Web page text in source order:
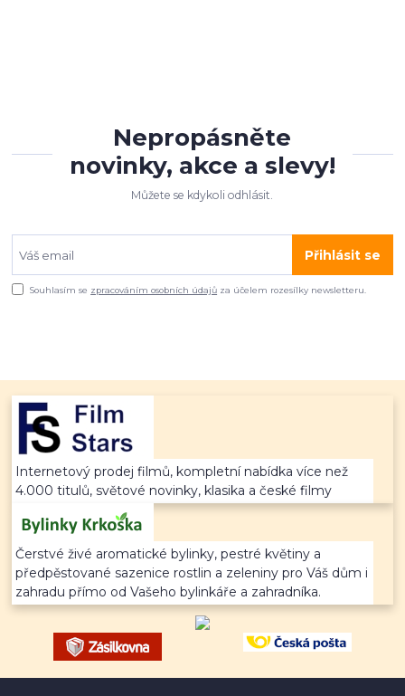
Nepropásněte
novinky, akce a slevy!
Můžete se kdykoli odhlásit.
Přihlásit se
Souhlasím se zpracováním osobních údajů za účelem rozesílky newsletteru.
Internetový prodej filmů, kompletní nabídka více než
4.000 titulů, světové novinky, klasika a české filmy
Čerstvé živé aromatické bylinky, pestré květiny a
předpěstované sazenice rostlin a zeleniny pro Váš dům i
zahradu přímo od Vašeho bylinkáře a zahradníka.